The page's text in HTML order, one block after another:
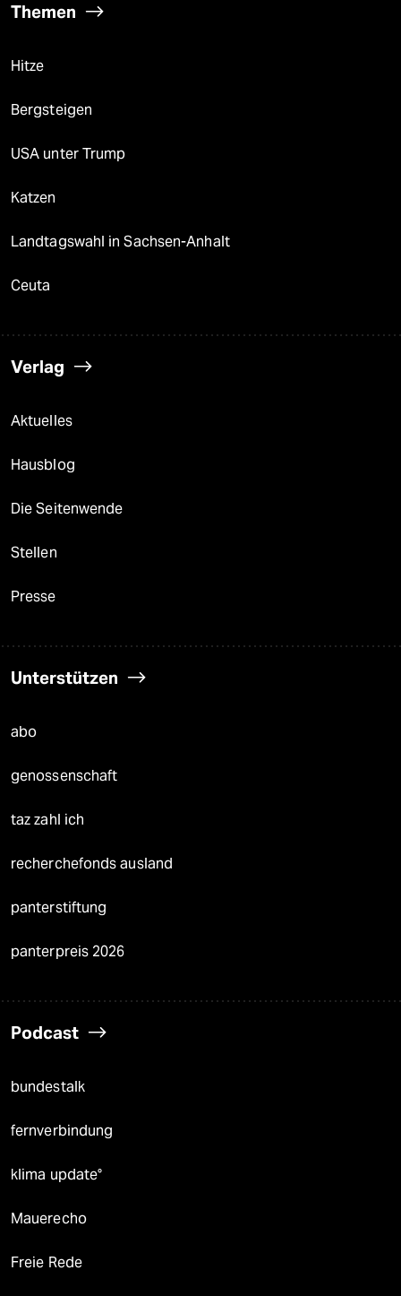
Themen
Hitze
Bergsteigen
USA unter Trump
Katzen
Landtagswahl in Sachsen-Anhalt
Ceuta
Verlag
Aktuelles
Hausblog
Die Seitenwende
Stellen
Presse
Unterstützen
abo
genossenschaft
taz zahl ich
recherchefonds ausland
panterstiftung
panterpreis 2026
Podcast
bundestalk
fernverbindung
klima update°
Mauerecho
Freie Rede